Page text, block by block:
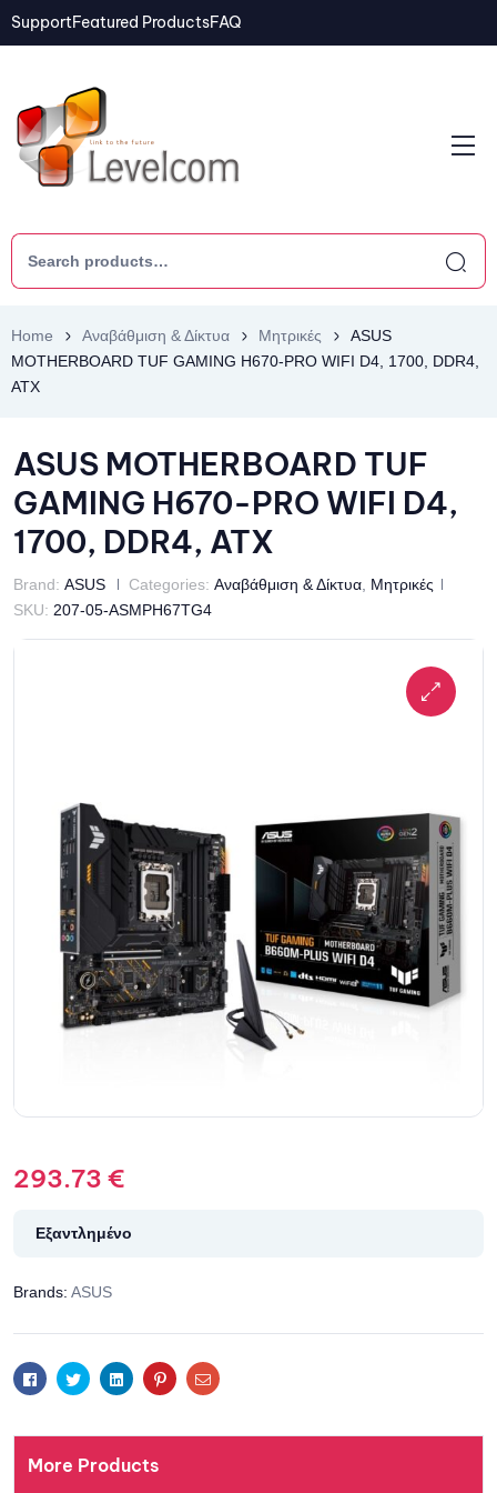
SupportFeatured ProductsFAQ
Home Αναβάθμιση & Δίκτυα Μητρικές
ASUS
MOTHERBOARD TUF GAMING H670-PRO WIFI D4, 1700, DDR4,
ATX
ASUS MOTHERBOARD TUF
GAMING H670-PRO WIFI D4,
1700, DDR4, ATX
Brand: ASUS Categories: Αναβάθμιση & Δίκτυα Μητρικές
SKU: 207-05-ASMPH67TG4
293.73 €
Εξαντλημένο
Brands: ASUS
FacebookTwitterLinkedinPinterestEmail
More Products